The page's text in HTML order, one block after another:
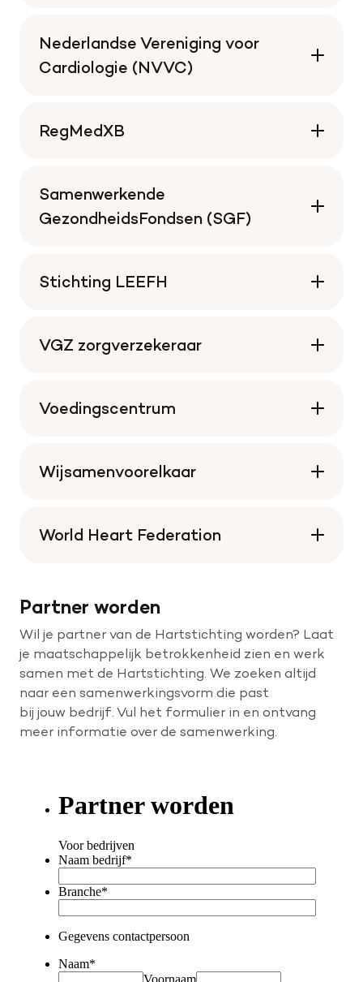
Nederlandse Vereniging voor
Cardiologie (NVVC)
RegMedXB
Samenwerkende
GezondheidsFondsen (SGF)
Stichting LEEFH
VGZ zorgverzekeraar
Voedingscentrum
Wijsamenvoorelkaar
World Heart Federation
Partner worden
Wil je partner van de Hartstichting worden? Laat
je maatschappelijk betrokkenheid zien en werk
samen met de Hartstichting. We zoeken altijd
naar een samenwerkingsvorm die past
bij jouw bedrijf. Vul het formulier in en ontvang
meer informatie over de samenwerking.